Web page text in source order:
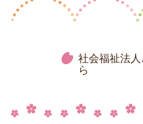
社会福祉法
ら